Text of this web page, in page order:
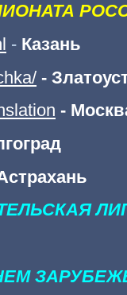
- Казань
-
-